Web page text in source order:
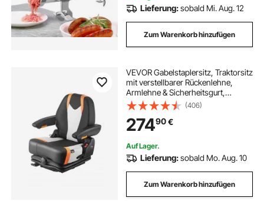
Lieferung:sobald Mi. Aug. 12
Zum Warenkorb hinzufügen
VEVOR Gabelstaplersitz, Traktorsitz
mit verstellbarer Rückenlehne,
Armlehne & Sicherheitsgurt,
sicherer herunterklappbarer
Schleppersitz mit Mikroschalter,
Rasenmähersitz für Kompaktlader,
Bulldozer
(406)
27490€
Auf Lager.
Lieferung:sobald Mo. Aug. 10
Zum Warenkorb hinzufügen